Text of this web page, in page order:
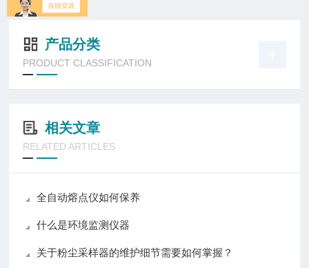
产品分类
PRODUCT CLASSIFICATION
相关文章
RELATED ARTICLES
全自动熔点仪如何保养
什么是环境监测仪器
关于粉尘采样器的维护细节需要如何掌握？